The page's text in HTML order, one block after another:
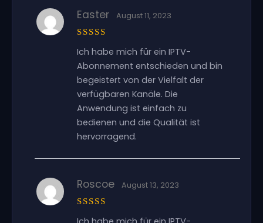
mit5von
5
Easter August 11, 2023
Ich habe mich für ein IPTV-
Abonnement entschieden und bin
begeistert von der Vielfalt der
verfügbaren Kanäle. Die
Anwendung ist einfach zu
bedienen und die Qualität ist
hervorragend.
Roscoe August 13, 2023